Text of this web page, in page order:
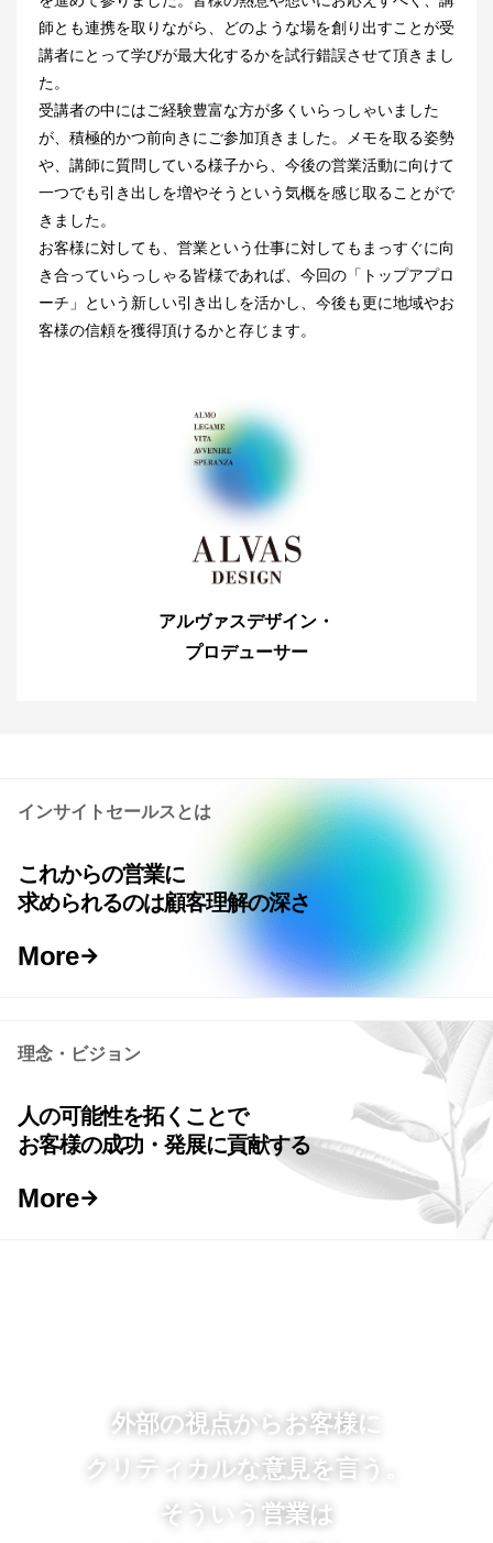
アルヴァスデザイン・
プロデューサー
師とも連携を取りながら、どのような場を創り出すことが受
講者にとって学びが最大化するかを試行錯誤させて頂きまし
た。
受講者の中にはご経験豊富な方が多くいらっしゃいました
が、積極的かつ前向きにご参加頂きました。メモを取る姿勢
や、講師に質問している様子から、今後の営業活動に向けて
一つでも引き出しを増やそうという気概を感じ取ることがで
きました。
お客様に対しても、営業という仕事に対してもまっすぐに向
き合っていらっしゃる皆様であれば、今回の「トップアプロ
ーチ」という新しい引き出しを活かし、今後も更に地域やお
客様の信頼を獲得頂けるかと存じます。
インサイトセールスとは
これからの営業に
求められるのは顧客理解の深さ
More
理念・ビジョン
人の可能性を拓くことで
お客様の成功・発展に貢献する
More
外部の視点からお客様に
クリティカルな意見を言う。
そういう営業は